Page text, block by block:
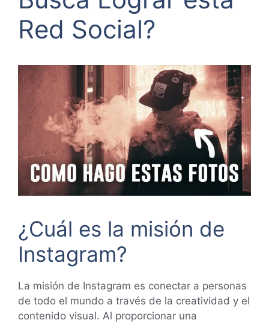
Red Social?
¿Cuál es la misión de
Instagram?
La misión de Instagram es conectar a personas
de todo el mundo a través de la creatividad y el
contenido visual. Al proporcionar una